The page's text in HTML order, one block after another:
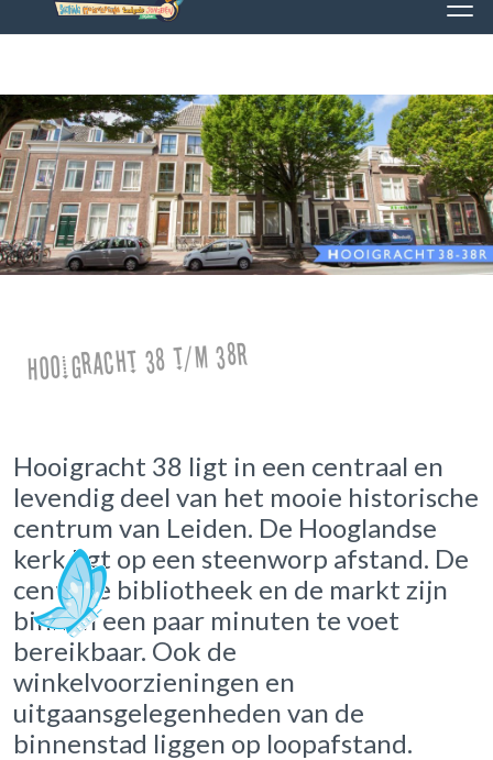
Hooigracht 38 t/m 38R
Hooigracht 38 ligt in een centraal en
levendig deel van het mooie historische
centrum van Leiden. De Hooglandse
kerk ligt op een steenworp afstand. De
centrale bibliotheek en de markt zijn
binnen een paar minuten te voet
bereikbaar. Ook de
winkelvoorzieningen en
uitgaansgelegenheden van de
binnenstad liggen op loopafstand.